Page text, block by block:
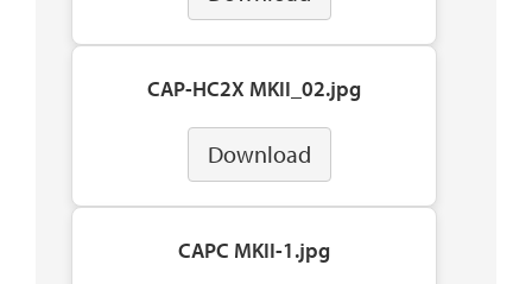
CAP-HC2X MKII_02.jpg
Download
CAPC MKII-1.jpg